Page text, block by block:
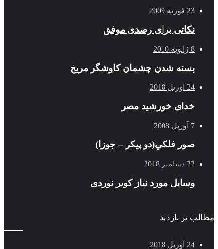
23 فوریه 2009
نکاتی برای رصدی موفق
8 ژانویه 2010
بسته شدن چشمان کاوشگر مريخ
24 آوریل 2018
خدای خورشید مصر
7 آوریل 2008
صور فلكي(دو پیکر – جوزا)
22 دسامبر 2018
وسایل مورد نیاز کویر نوردی
مطالب پر بازدید
24 آوریل 2018